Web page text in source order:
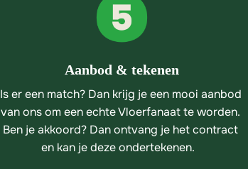
Aanbod & tekenen
Is er een match? Dan krijg je een mooi aanbod
van ons om een echte Vloerfanaat te worden.
Ben je akkoord? Dan ontvang je het contract
en kan je deze ondertekenen.